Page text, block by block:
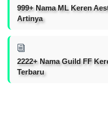
999+ Nama ML Keren
Artinya
2222+ Nama Guild FF
Terbaru